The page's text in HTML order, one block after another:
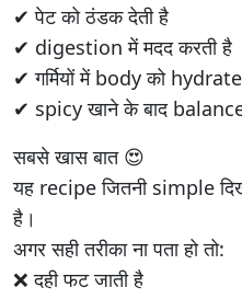
✔ पेट को ठंडक देती है
✔ digestion में मदद करती है
✔ गर्मियों में body को
✔ spicy खाने के बाद
सबसे खास बात 😍
यह recipe जितनी simple
है।
अगर सही तरीका ना पता हो तो:
❌ दही फट जाती है